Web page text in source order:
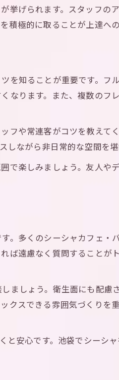
挙げられます。スタッフの
極的に取ることが上達への
を知ることが重要です。フ
なります。また、複数のフ
フや常連客がコツを教えて
ながら非日常的な空間を堪
で楽しみましょう。友人や
。多くのシーシャカフェ・
ば遠慮なく質問することが
ましょう。衛生面にも配慮
クスできる雰囲気づくりを
と安心です。池袋でシーシ